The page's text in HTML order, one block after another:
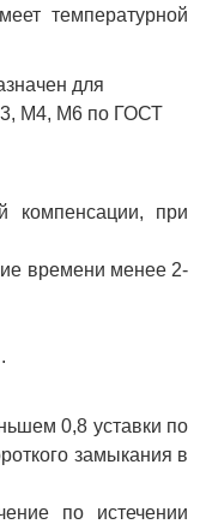
температурной
для
М4, М6 по ГОСТ
компенсации, при
времени менее 2-
0,8 уставки по
замыкания в
по истечении